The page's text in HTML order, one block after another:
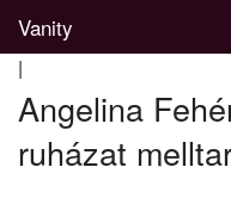
Vanity
Divatblog
|
Angelina
ruházat